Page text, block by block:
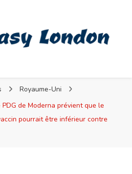
Royaume-Uni
PDG de Moderna prévient que le
pourrait être inférieur contre